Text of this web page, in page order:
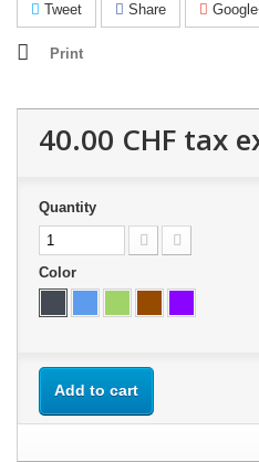
Tweet Share
Print
40.00 CHF tax
Quantity
Color
Add to cart